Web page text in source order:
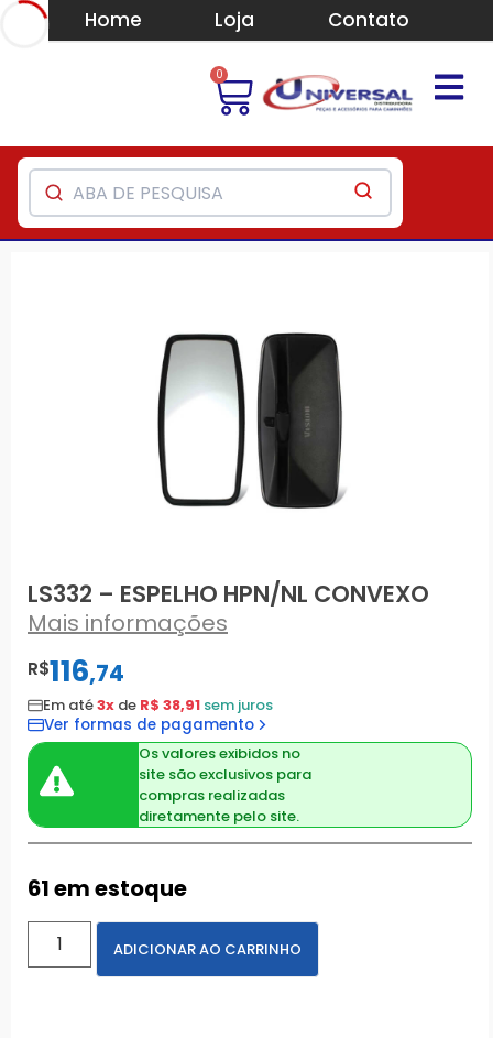
Home Loja Contato
0
LS332 – ESPELHO HPN/NL CONVEXO
Mais informações
R$116,74
Em até3x de R$ 38,91 sem juros
Ver formas de pagamento
Os valores exibidos no
site são exclusivos para
compras realizadas
diretamente pelo site.
61 em estoque
ADICIONAR AO CARRINHO